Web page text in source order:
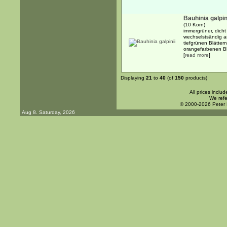
Bauhinia
(10 Korn)
immergrüner,
wechselstsändig
tiefgrünen
orangefarbenen
[read more]
Displaying 21 to 40 (of 150 products)
All prices
We
© 2000-2026 Peter
Aug 8. Saturday, 2026